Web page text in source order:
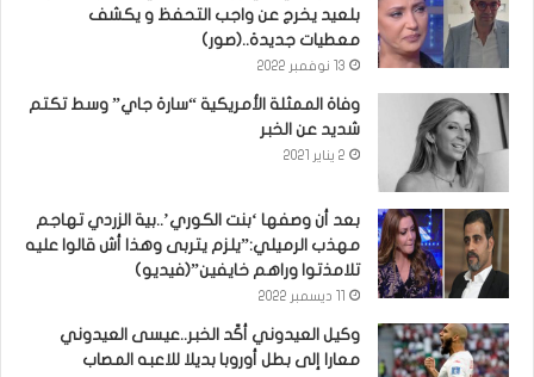
بلعيد يخرج عن واجب التحفظ و يكشف
معطيات جديدة..(صور)
13 نوفمبر 2022
وفاة الممثلة الأمريكية “سارة جاي” وسط تكتم
شديد عن الخبر
2 يناير 2021
بعد أن وصفها ‘بنت الكوري’..بية الزردي تهاجم
مهذب الرميلي:”يلزم يتربى وهذا أش قالوا عليه
تلامذتوا وراهم خايفين”(فيديو)
وكيل العيدوني أكّد الخبر..عيسى العيدوني
معارا إلى بطل أوروبا بديلا للاعبه المصاب